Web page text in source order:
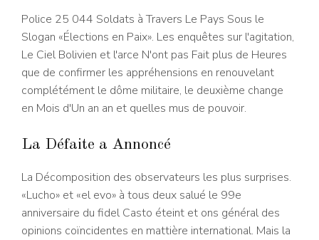
Police 25 044 Soldats à Travers Le Pays Sous le
Slogan «Élections en Paix». Les enquêtes sur l'agitation,
Le Ciel Bolivien et l'arce N'ont pas Fait plus de Heures
que de confirmer les appréhensions en renouvelant
complétément le dôme militaire, le deuxième change
en Mois d'Un an an et quelles mus de pouvoir.
La Défaite a Annoncé
La Décomposition des observateurs les plus surprises.
«Lucho» et «el evo» à tous deux salué le 99e
anniversaire du fidel Casto éteint et ons général des
opinions coïncidentes en mattière international. Mais la